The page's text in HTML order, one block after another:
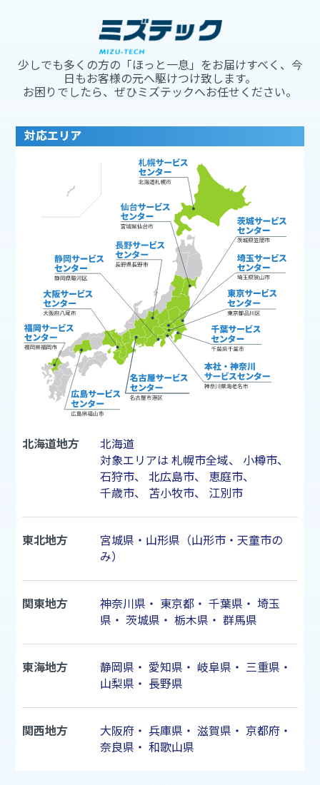
少しでも多くの方の「ほっと一息」をお届けすべく、今
日もお客様の元へ駆けつけ致します。
お困りでしたら、ぜひミズテックへお任せください。
対応エリア
北海道地方
北海道
対象エリアは 札幌市全域、 小樽市、
石狩市、 北広島市、 恵庭市、
千歳市、 苫小牧市、 江別市
東北地方
宮城県・山形県（山形市・天童市の
み）
関東地方 神奈川県 ・ 東京都・ 千葉県 ・ 埼玉
県 ・ 茨城県 ・ 栃木県 ・ 群馬県
東海地方 静岡県 ・ 愛知県 ・ 岐阜県 ・ 三重県 ・
山梨県 ・ 長野県
関西地方 大阪府 ・ 兵庫県 ・ 滋賀県 ・ 京都府 ・
奈良県 ・ 和歌山県